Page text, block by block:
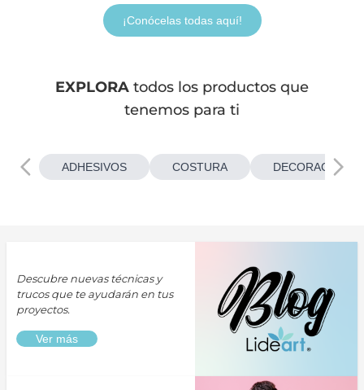
¡Conócelas todas aquí!
EXPLORA todos los productos que
tenemos para ti
ADHESIVOS COSTURA
Descubre nuevas técnicas y
trucos que te ayudarán en tus
proyectos.
Ver más